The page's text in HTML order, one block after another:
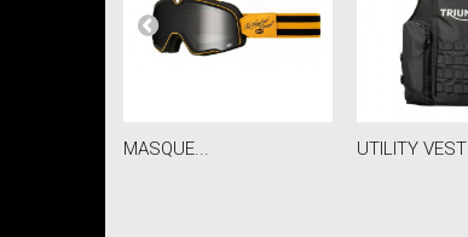
MASQUE... UTILITY VEST